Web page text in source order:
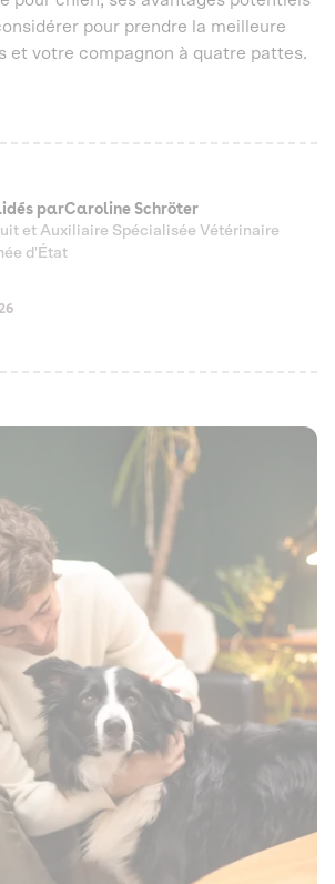
pour prendre la meilleure
et votre compagnon à quatre pattes.
parCaroline Schröter
et Auxiliaire Spécialisée Vétérinaire
d'État